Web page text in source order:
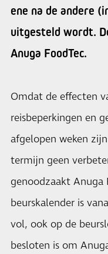
ene na de andere
uitgesteld wordt.
Anuga FoodTec.
Omdat de effecten
reisbeperkingen en
afgelopen weken
termijn geen
genoodzaakt Anuga
beurskalender is
vol, ook op de
besloten is om